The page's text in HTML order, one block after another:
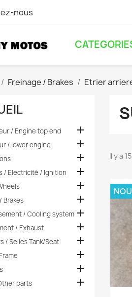
nous
Freinage / Brakes Etrier
/ Engine top end 
/ lower engine 

/ Electricité / Ignition 

Brakes 
/ Cooling system
/ Exhaust 
/ Selles Tank/Seat 


parts 
Il y a